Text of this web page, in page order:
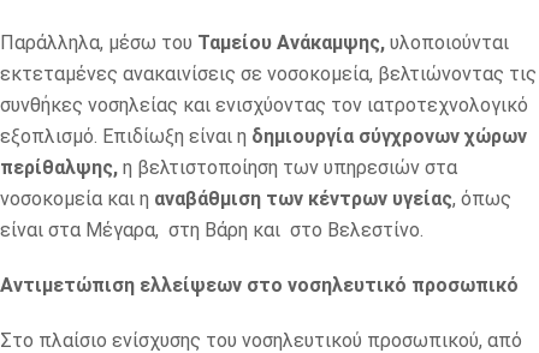
Παράλληλα, μέσω του Ταμείου Ανάκαμψης, υλοποιούνται
εκτεταμένες ανακαινίσεις σε νοσοκομεία, βελτιώνοντας τις
συνθήκες νοσηλείας και ενισχύοντας τον ιατροτεχνολογικό
εξοπλισμό. Επιδίωξη είναι η δημιουργία σύγχρονων χώρων
περίθαλψης, η βελτιστοποίηση των υπηρεσιών στα
νοσοκομεία και η αναβάθμιση των κέντρων υγείας, όπως
είναι στα Μέγαρα, στη Βάρη και στο Βελεστίνο.
Αντιμετώπιση ελλείψεων στο νοσηλευτικό προσωπικό
Στο πλαίσιο ενίσχυσης του νοσηλευτικού προσωπικού, από